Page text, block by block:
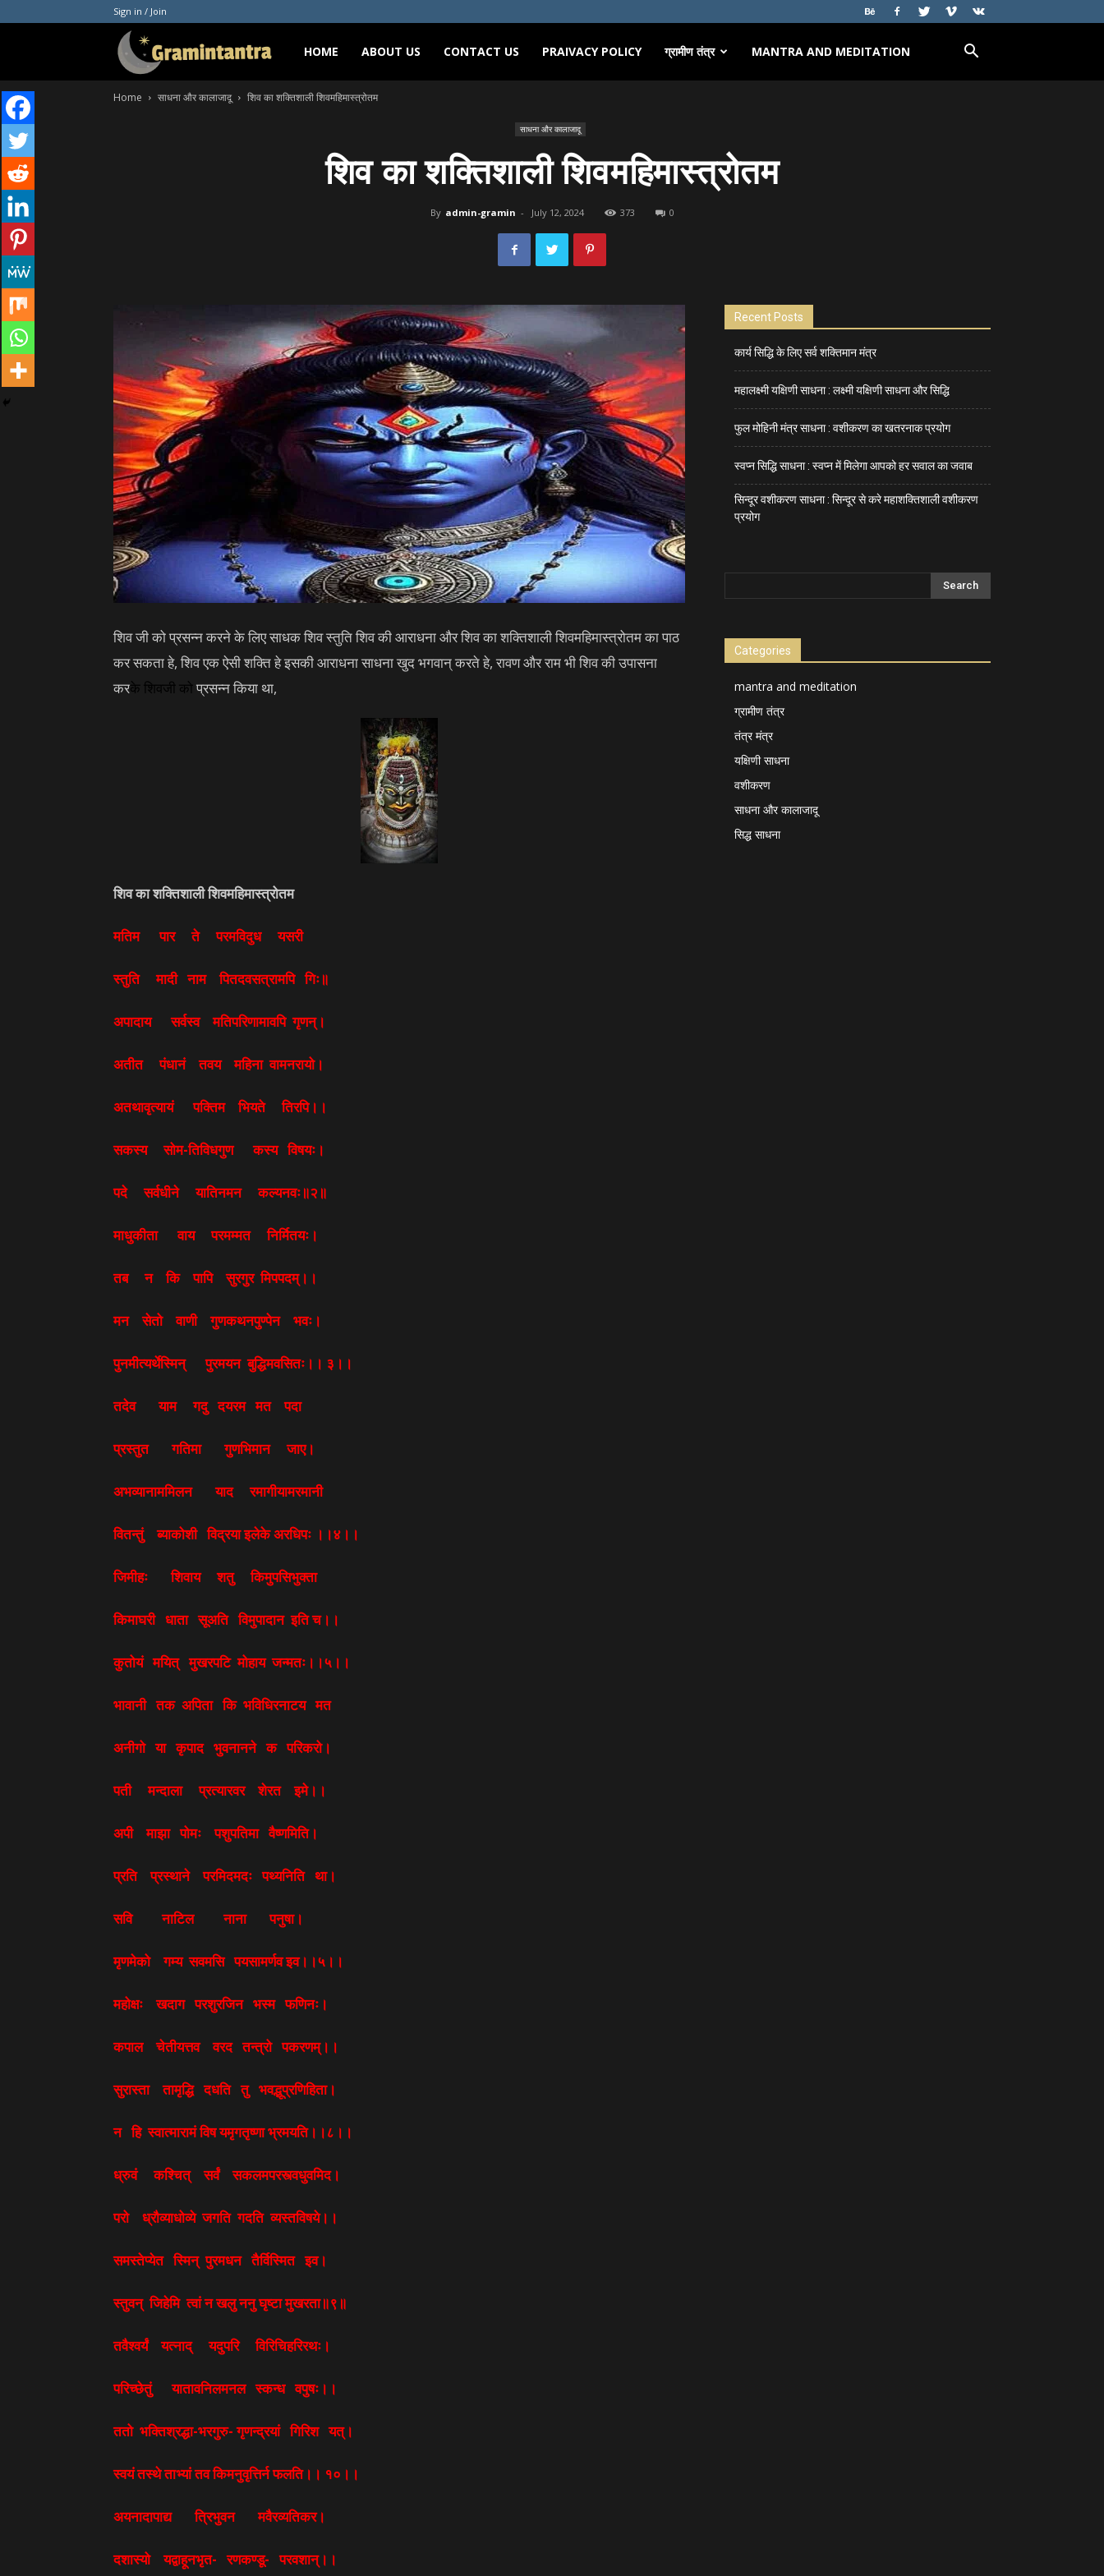
Sign in / Join
Gramintantra
HOME ABOUT US CONTACT US PRAIVACY POLICY ग्रामीण तंत्र MANTRA AND MEDITATION
Home साधना और कालाजादू शिव का शक्तिशाली शिवमहिमास्त्रोतम
साधना और कालाजादू
शिव का शक्तिशाली शिवमहिमास्त्रोतम
By admin-gramin - July 12, 2024 373 0
शिव जी को प्रसन्न करने के लिए साधक शिव स्तुति शिव की आराधना और शिव का शक्तिशाली शिवमहिमास्त्रोतम का पाठ
कर सकता हे, शिव एक ऐसी शक्ति हे इसकी आराधना साधना खुद भगवान् करते हे, रावण और राम भी शिव की उपासना
करके शिवजी कोप्रसन्न किया था,
शिव का शक्तिशाली शिवमहिमास्त्रोतम
मतिम पार ते परमविदुध यसरी
स्तुति मादी नाम पितदवसत्रामपि गिः॥
अपादाय सर्वस्व मतिपरिणामावपि गृणन्।
अतीत पंधानं तवय महिना वामनरायो।
अतथावृत्यायं पक्तिम भियते तिरपि।।
सकस्य सोम-तिविधगुण कस्य विषयः।
पदे सर्वधीने यातिनमन कल्यनवः॥२॥
माधुकीता वाय परमम्मत निर्मितयः।
तब न कि पापि सुरगुर मिपपदम्।।
मन सेतो वाणी गुणकथनपुण्पेन भवः।
पुनमीत्यर्थेस्मिन् पुरमयन बुद्धिमवसितः।। ३।।
तदेव याम गदु दयरम मत पदा
प्रस्तुत गतिमा गुणभिमान जाए।
अभव्यानाममिलन याद रमागीयामरमानी
वितन्तुं ब्याकोशी विद्रया इलेके अरधिपः ।।४।।
जिमीहः शिवाय शतु किमुपसिभुक्ता
किमाघरी धाता सूअति विमुपादान इति च।।
कुतोयं मयित् मुखरपटि मोहाय जन्मतः।।५।।
भावानी तक अपिता कि भविधिरनाटय मत
अनीगो या कृपाद भुवनानने क परिकरो।
पती मन्दाला प्रत्यारवर शेरत इमे।।
अपी माझा पोमः पशुपतिमा वैष्णमिति।
प्रति प्रस्थाने परमिदमदः पथ्यनिति था।
सवि नाटिल नाना पनुषा।
मृणमेको गम्य सवमसि पयसामर्णव इव।।५।।
महोक्षः खदाग परशुरजिन भस्म फणिनः।
कपाल चेतीयत्तव वरद तन्त्रो पकरणम्।।
सुरास्ता तामृद्धि दधति तु भवद्भूप्रणिहिता।
न हि स्वात्मारामं विष यमृगतृष्णा भ्रमयति।।८।।
ध्रुवं कश्चित् सर्वं सकलमपरस्त्वधुवमिद।
परो ध्रौव्याधोव्ये जगति गदति व्यस्तविषये।।
समस्तेप्येत स्मिन् पुरमधन तैर्विस्मित इव।
स्तुवन् जिहेमि त्वां न खलु ननु घृष्टा मुखरता॥९॥
तवैश्वर्यं यत्नाद् यदुपरि विरिचिहरिरथः।
परिच्छेतुं यातावनिलमनल स्कन्ध वपुषः।।
ततो भक्तिश्रद्धा-भरगुरु- गृणन्द्रयां गिरिश यत्।
स्वयं तस्थे ताभ्यां तव किमनुवृत्तिर्न फलति।। १०।।
अयनादापाद्य त्रिभुवन मवैरव्यतिकर।
दशास्यो यद्वाहूनभृत- रणकण्डू- परवशान्।।
Recent Posts
कार्य सिद्धि के लिए सर्व शक्तिमान मंत्र
महालक्ष्मी यक्षिणी साधना : लक्ष्मी यक्षिणी साधना और सिद्धि
फुल मोहिनी मंत्र साधना : वशीकरण का खतरनाक प्रयोग
स्वप्न सिद्धि साधना : स्वप्न में मिलेगा आपको हर सवाल का जवाब
सिन्दूर वशीकरण साधना : सिन्दूर से करे महाशक्तिशाली वशीकरण
प्रयोग
Categories
mantra and meditation
ग्रामीण तंत्र
तंत्र मंत्र
यक्षिणी साधना
वशीकरण
साधना और कालाजादू
सिद्ध साधना